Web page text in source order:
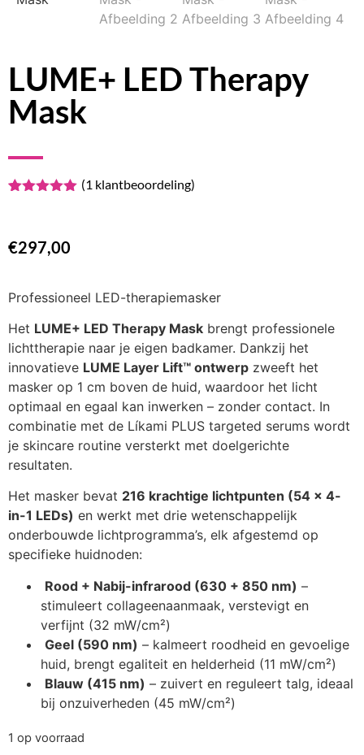
LUME+ LED Therapy
Mask
op
klantbeoordeling
(1 klantbeoordeling)
€297,00
Professioneel LED-therapiemasker
Het LUME+ LED Therapy Mask brengt professionele
lichttherapie naar je eigen badkamer. Dankzij het
innovatieve LUME Layer Lift™ ontwerp zweeft het
masker op 1 cm boven de huid, waardoor het licht
optimaal en egaal kan inwerken – zonder contact. In
combinatie met de Líkami PLUS targeted serums wordt
je skincare routine versterkt met doelgerichte
resultaten.
Het masker bevat 216 krachtige lichtpunten (54 × 4-
in-1 LEDs) en werkt met drie wetenschappelijk
onderbouwde lichtprogramma’s, elk afgestemd op
specifieke huidnoden:
Rood + Nabij-infrarood (630 + 850 nm) –
stimuleert collageenaanmaak, verstevigt en
verfijnt (32 mW/cm²)
Geel (590 nm) – kalmeert roodheid en gevoelige
huid, brengt egaliteit en helderheid (11 mW/cm²)
Blauw (415 nm) – zuivert en reguleert talg, ideaal
bij onzuiverheden (45 mW/cm²)
1 op voorraad